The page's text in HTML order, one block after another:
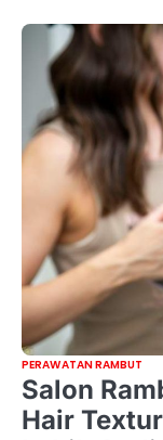
PERAWATAN RAMBUT
Salon
Hair